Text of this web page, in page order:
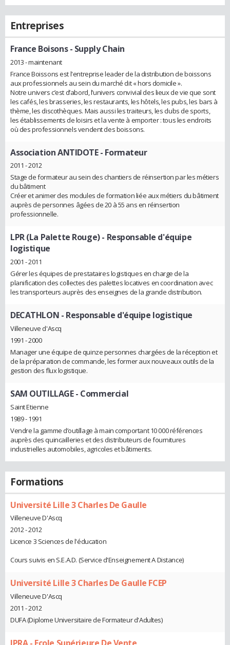
Entreprises
France Boisons- Supply Chain
2013 - maintenant
France Boissons est l'entreprise leader de la distribution de boissons
aux professionnels au sein du marché dit « hors domicile ».
Notre univers c’est d’abord, l’univers convivial des lieux de vie que sont
les cafés, les brasseries, les restaurants, les hôtels, les pubs, les bars à
thème, les discothèques. Mais aussi les traiteurs, les clubs de sports,
les établissements de loisirs et la vente à emporter : tous les endroits
où des professionnels vendent des boissons.
Association ANTIDOTE- Formateur
2011 - 2012
Stage de formateur au sein des chantiers de réinsertion par les métiers
du bâtiment
Créer et animer des modules de formation liée aux métiers du bâtiment
auprès de personnes âgées de 20 à 55 ans en réinsertion
professionnelle.
LPR (La Palette Rouge)- Responsable d'équipe
logistique
2001 - 2011
Gérer les équipes de prestataires logistiques en charge de la
planification des collectes des palettes locatives en coordination avec
les transporteurs auprès des enseignes de la grande distribution.
DECATHLON - Responsable d'équipe logistique
Villeneuve d'Ascq
1991 - 2000
Manager une équipe de quinze personnes chargées de la réception et
de la préparation de commande, les former aux nouveaux outils de la
gestion des flux logistique.
SAM OUTILLAGE- Commercial
Saint Etienne
1989 - 1991
Vendre la gamme d’outillage à main comportant 10 000 références
auprès des quincailleries et des distributeurs de fournitures
industrielles automobiles, agricoles et bâtiments.
Formations
Université Lille 3 Charles De Gaulle
Villeneuve D'Ascq
2012 - 2012
Licence 3 Sciences de l'éducation
Cours suivis en S.E.A.D. (Service d'Enseignement A Distance)
Université Lille 3 Charles De Gaulle FCEP
Villeneuve D'Ascq
2011 - 2012
DUFA (Diplome Universitaire de Formateur d'Adultes)